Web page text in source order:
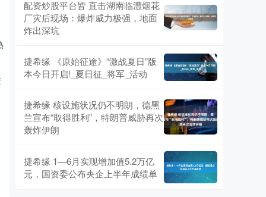
配资炒股平台皆 直击湖南临澧烟花
厂灾后现场：爆炸威力极强，地面
炸出深坑
捷希缘 《原始征途》“激战夏日”版
本今日开启!_夏日征_将军_活动
捷希缘 核设施状况仍不明朗，德黑
兰宣布“取得胜利”，特朗普威胁再次
轰炸伊朗
捷希缘 1—6月实现增加值5.2万亿
元，国资委公布央企上半年成绩单